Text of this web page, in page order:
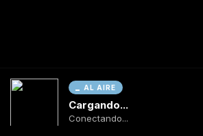
AL AIRE
Cargando...
Conectando...